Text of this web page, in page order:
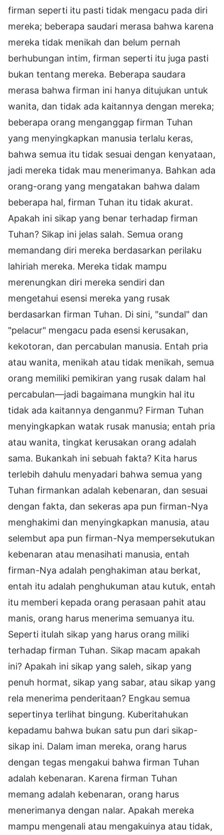
firman seperti itu pasti tidak mengacu pada diri
mereka; beberapa saudari merasa bahwa karena
mereka tidak menikah dan belum pernah
berhubungan intim, firman seperti itu juga pasti
bukan tentang mereka. Beberapa saudara
merasa bahwa firman ini hanya ditujukan untuk
wanita, dan tidak ada kaitannya dengan mereka;
beberapa orang menganggap firman Tuhan
yang menyingkapkan manusia terlalu keras,
bahwa semua itu tidak sesuai dengan kenyataan,
jadi mereka tidak mau menerimanya. Bahkan ada
orang-orang yang mengatakan bahwa dalam
beberapa hal, firman Tuhan itu tidak akurat.
Apakah ini sikap yang benar terhadap firman
Tuhan? Sikap ini jelas salah. Semua orang
memandang diri mereka berdasarkan perilaku
lahiriah mereka. Mereka tidak mampu
merenungkan diri mereka sendiri dan
mengetahui esensi mereka yang rusak
berdasarkan firman Tuhan. Di sini, "sundal" dan
"pelacur" mengacu pada esensi kerusakan,
kekotoran, dan percabulan manusia. Entah pria
atau wanita, menikah atau tidak menikah, semua
orang memiliki pemikiran yang rusak dalam hal
percabulan—jadi bagaimana mungkin hal itu
tidak ada kaitannya denganmu? Firman Tuhan
menyingkapkan watak rusak manusia; entah pria
atau wanita, tingkat kerusakan orang adalah
sama. Bukankah ini sebuah fakta? Kita harus
terlebih dahulu menyadari bahwa semua yang
Tuhan firmankan adalah kebenaran, dan sesuai
dengan fakta, dan sekeras apa pun firman-Nya
menghakimi dan menyingkapkan manusia, atau
selembut apa pun firman-Nya mempersekutukan
kebenaran atau menasihati manusia, entah
firman-Nya adalah penghakiman atau berkat,
entah itu adalah penghukuman atau kutuk, entah
itu memberi kepada orang perasaan pahit atau
manis, orang harus menerima semuanya itu.
Seperti itulah sikap yang harus orang miliki
terhadap firman Tuhan. Sikap macam apakah
ini? Apakah ini sikap yang saleh, sikap yang
penuh hormat, sikap yang sabar, atau sikap yang
rela menerima penderitaan? Engkau semua
sepertinya terlihat bingung. Kuberitahukan
kepadamu bahwa bukan satu pun dari sikap-
sikap ini. Dalam iman mereka, orang harus
dengan tegas mengakui bahwa firman Tuhan
adalah kebenaran. Karena firman Tuhan
memang adalah kebenaran, orang harus
menerimanya dengan nalar. Apakah mereka
mampu mengenali atau mengakuinya atau tidak,